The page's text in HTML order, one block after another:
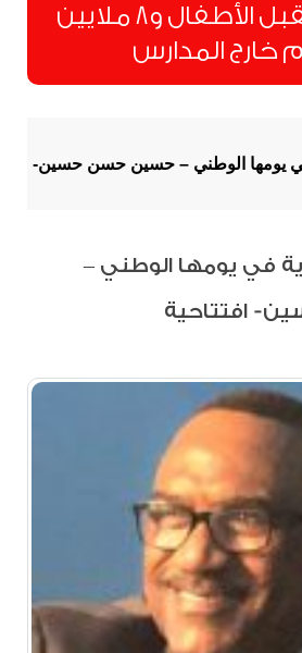
سلبت مستقبل الأطفال و8 ملايين
خارج المدارس
في يومها الوطني – حسين حسن حسين-
في يومها الوطني –
افتتاحية